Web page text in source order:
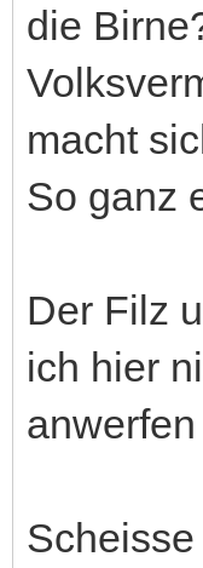
die
macht
So ganz
Der Filz
ich hier